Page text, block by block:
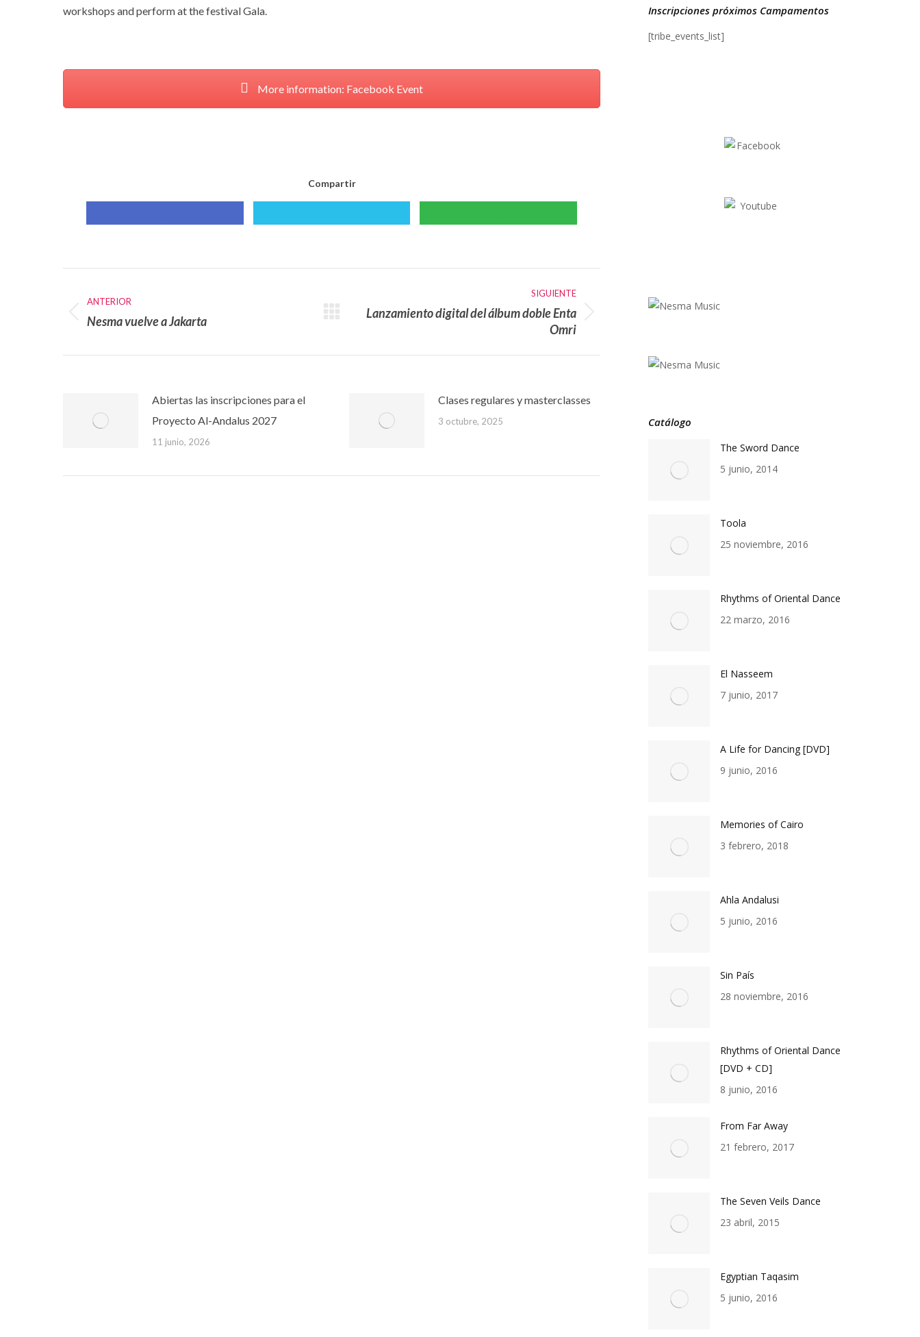
workshops and perform at the festival Gala.
More information: Facebook Event
Compartir
Compartir
Compartir
Compartir
entre
publicaciones
ANTERIOR
Publicación
Nesma vuelve a Jakarta
SIGUIENTE
Publicación
Lanzamiento digital del álbum doble Enta
Omri
Abiertas las inscripciones para el
Proyecto Al-Andalus 2027
11 junio, 2026
Clases regulares y masterclasses
3 octubre, 2025
Inscripciones próximos Campamentos
[tribe_events_list]
Catálogo
The Sword Dance
5 junio, 2014
Toola
25 noviembre, 2016
Rhythms of Oriental Dance
22 marzo, 2016
El Nasseem
7 junio, 2017
A Life for Dancing [DVD]
9 junio, 2016
Memories of Cairo
3 febrero, 2018
Ahla Andalusi
5 junio, 2016
Sin País
28 noviembre, 2016
Rhythms of Oriental Dance
[DVD + CD]
8 junio, 2016
From Far Away
21 febrero, 2017
The Seven Veils Dance
23 abril, 2015
Egyptian Taqasim
5 junio, 2016